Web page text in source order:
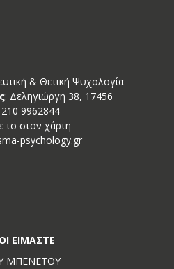
& Θετική Ψυχολογία
: Δεληγιώργη 38, 17456
210 9962844
το στον χάρτη
psychology.gr
ΕΊΜΑΣΤΕ
ΜΠΕΝΈΤΟΥ